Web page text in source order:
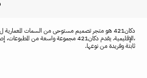
،الإقليمية. يقدم دكان421 مجموعة واسعة من
ثابتة وفريدة من نوعها.